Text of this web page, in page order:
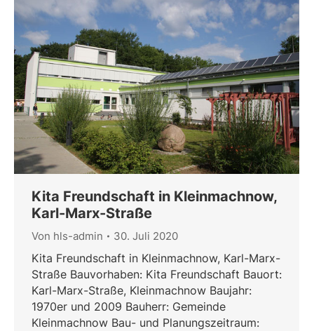
Kita Freundschaft in Kleinmachnow,
Karl-Marx-Straße
Von hls-admin 30. Juli 2020
Kita Freundschaft in Kleinmachnow, Karl-Marx-
Straße Bauvorhaben: Kita Freundschaft Bauort:
Karl-Marx-Straße, Kleinmachnow Baujahr:
1970er und 2009 Bauherr: Gemeinde
Kleinmachnow Bau- und Planungszeitraum: